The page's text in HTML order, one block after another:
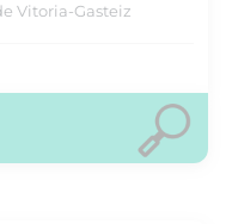
Vitoria-Gasteiz